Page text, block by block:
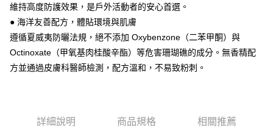
醒簡訊。
2.透過簡訊連結打開帳單後，可選擇「超商條碼／台灣大直營門市／銀行轉
帳／街口支付／iPASS MONEY」等通路繳費。
【注意事項】
1.本服務係由「台灣大哥大股份有限公司」（以下簡稱本公司）所提供，讓
由本公司與您本人進行分期帳單所需資料之確認、核對及更正。
【「AFTEE先享後付」結帳流程】
１．於結帳方式選擇「AFTEE先享後付」後，將跳轉至「AFTEE先享後付」
結帳頁面，進行簡訊認證並確認金額後，即可完成結帳。
２．訂單成立數日內，您將收到繳費通知簡訊。
３．收到繳費通知簡訊後14天內，點擊此簡訊中的連結，可透過四大超商／
※ 請注意：結帳手續完成當下不需立刻繳費，但若您需要取消訂單，請聯絡
是否繳費成功／繳費後需取消欲退款等相關疑問，請聯繫「AFTEE先享後付
客戶支援中心」https://netprotections.freshdesk.com/support/home
每筆NT$65，滿NT$899(含以上)免運費
全家取貨付款【優惠】
每筆NT$65，滿NT$899(含以上)免運費
899元付款後取貨(全家)
每筆NT$65，滿NT$899(含以上)免運費
維持高度防護效果，是戶外活動者的安心首選。
● 海洋友善配方，體貼環境與肌膚
遵循夏威夷防曬法規，絕不添加 Oxybenzone（二苯甲酮）與
Octinoxate（甲氧基肉桂酸辛酯）等危害珊瑚礁的成分。無香精配
方並通過皮膚科醫師檢測，配方溫和，不易致粉刺。
詳細說明 商品規格 相關推薦